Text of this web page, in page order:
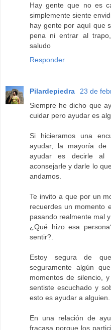
Hay gente que no es
simplemente siente
hay gente por aquí que
pena ni entrar al
saludo
Responder
Pilardepiedra
23 de
Siempre he dicho que
cuidar pero ayudar es
Si hicieramos una
ayudar, la mayoría de
ayudar es decirle al
aconsejarle y darle lo
andamos.
Te invito a que por un
recuerdes un momento
pasando realmente mal
¿Qué hizo esa
sentir?.
Estoy segura de
seguramente algún
momentos de silencio,
sentiste escuchado y
esto es ayudar a
En una relación de
fracasa porque los